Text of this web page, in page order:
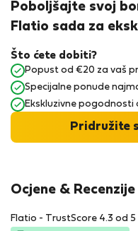
Ocjene &
Flatio - TrustScore 4.3 od 5
Poboljšajte svoj
Flatio sada za
Što ćete dobiti?
Popust od €20 za vaš
Specijalne ponude
Ekskluzivne
Pridružite